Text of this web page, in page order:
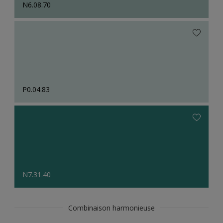
N6.08.70
P0.04.83
N7.31.40
Combinaison harmonieuse